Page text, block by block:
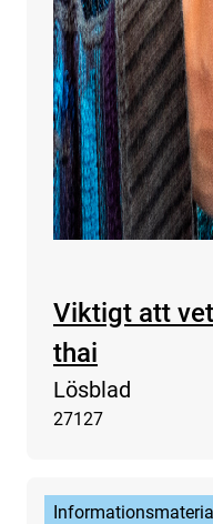
Viktigt att
thai
Lösblad
27127